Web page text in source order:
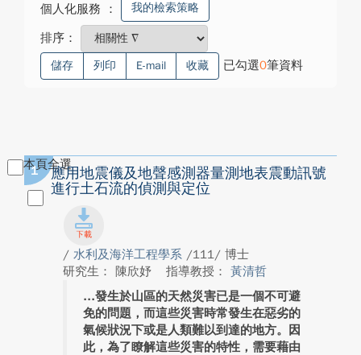
個人化服務 ： 我的檢索策略
排序：
儲存 列印 E-mail 收藏 已勾選0筆資料
本頁全選
1
應用地震儀及地聲感測器量測地表震動訊號
進行土石流的偵測與定位
/ 水利及海洋工程學系 /111/ 博士
研究生： 陳欣妤
指導教授： 黃清哲
發生於山區的天然災害已是一個不可避
免的問題，而這些災害時常發生在惡劣的
氣候狀況下或是人類難以到達的地方。因
此，為了瞭解這些災害的特性，需要藉由